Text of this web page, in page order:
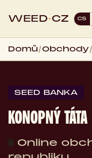
WEED·CZ CS
Domů/Obchody/
SEED BANKA
KONOPNÝ TÁTA
🌐Online